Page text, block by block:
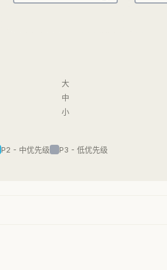
大
中
小
P2 - 中优先级 P3 - 低优先级